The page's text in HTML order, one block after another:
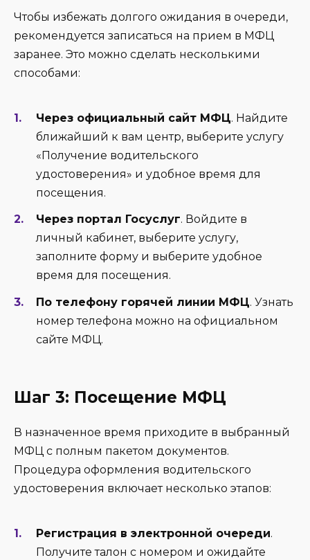
Чтобы избежать долгого ожидания в очереди,
рекомендуется записаться на прием в МФЦ
заранее. Это можно сделать несколькими
способами:
Через официальный сайт МФЦ. Найдите
ближайший к вам центр, выберите услугу
«Получение водительского
удостоверения» и удобное время для
посещения.
Через портал Госуслуг. Войдите в
личный кабинет, выберите услугу,
заполните форму и выберите удобное
время для посещения.
По телефону горячей линии МФЦ. Узнать
номер телефона можно на официальном
сайте МФЦ.
Шаг 3: Посещение МФЦ
В назначенное время приходите в выбранный
МФЦ с полным пакетом документов.
Процедура оформления водительского
удостоверения включает несколько этапов:
Регистрация в электронной очереди.
Получите талон с номером и ожидайте